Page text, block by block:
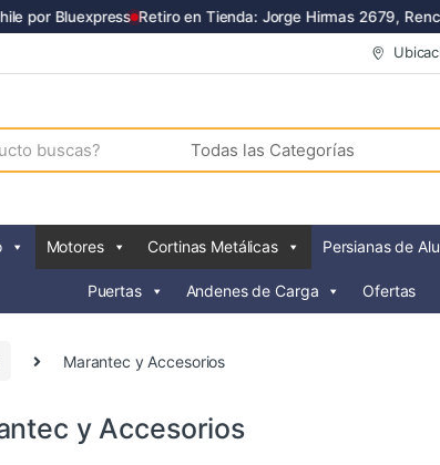
por Bluexpress Retiro en Tienda: Jorge Hirmas 2679, Renca
Motores Cortinas Metálicas Persianas de
Puertas Andenes de Carga Ofertas
Marantec y Accesorios
y Accesorios